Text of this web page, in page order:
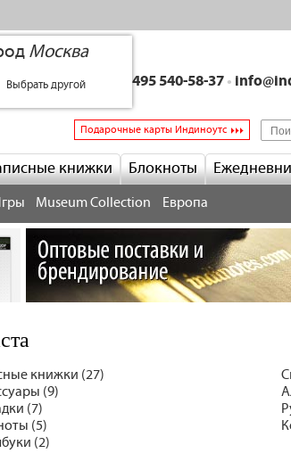
Москва
Выбрать другой +7 495 540-58-37 •
Подарочные карты Индиноутс
книжки Блокноты
Museum Collection Европа
книжки (27)
(9)
(7)
(5)
(2)